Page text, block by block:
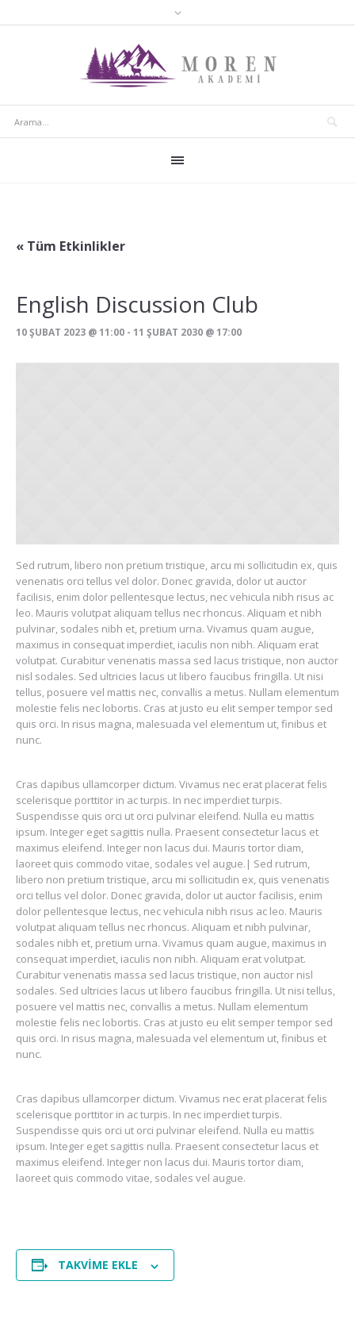
« Tüm Etkinlikler
English Discussion Club
10 ŞUBAT 2023 @ 11:00 - 11 ŞUBAT 2030 @ 17:00
Sed rutrum, libero non pretium tristique, arcu mi sollicitudin ex, quis
venenatis orci tellus vel dolor. Donec gravida, dolor ut auctor
facilisis, enim dolor pellentesque lectus, nec vehicula nibh risus ac
leo. Mauris volutpat aliquam tellus nec rhoncus. Aliquam et nibh
pulvinar, sodales nibh et, pretium urna. Vivamus quam augue,
maximus in consequat imperdiet, iaculis non nibh. Aliquam erat
volutpat. Curabitur venenatis massa sed lacus tristique, non auctor
nisl sodales. Sed ultricies lacus ut libero faucibus fringilla. Ut nisi
tellus, posuere vel mattis nec, convallis a metus. Nullam elementum
molestie felis nec lobortis. Cras at justo eu elit semper tempor sed
quis orci. In risus magna, malesuada vel elementum ut, finibus et
nunc.
Cras dapibus ullamcorper dictum. Vivamus nec erat placerat felis
scelerisque porttitor in ac turpis. In nec imperdiet turpis.
Suspendisse quis orci ut orci pulvinar eleifend. Nulla eu mattis
ipsum. Integer eget sagittis nulla. Praesent consectetur lacus et
maximus eleifend. Integer non lacus dui. Mauris tortor diam,
laoreet quis commodo vitae, sodales vel augue.| Sed rutrum,
libero non pretium tristique, arcu mi sollicitudin ex, quis venenatis
orci tellus vel dolor. Donec gravida, dolor ut auctor facilisis, enim
dolor pellentesque lectus, nec vehicula nibh risus ac leo. Mauris
volutpat aliquam tellus nec rhoncus. Aliquam et nibh pulvinar,
sodales nibh et, pretium urna. Vivamus quam augue, maximus in
consequat imperdiet, iaculis non nibh. Aliquam erat volutpat.
Curabitur venenatis massa sed lacus tristique, non auctor nisl
sodales. Sed ultricies lacus ut libero faucibus fringilla. Ut nisi tellus,
posuere vel mattis nec, convallis a metus. Nullam elementum
molestie felis nec lobortis. Cras at justo eu elit semper tempor sed
quis orci. In risus magna, malesuada vel elementum ut, finibus et
nunc.
Cras dapibus ullamcorper dictum. Vivamus nec erat placerat felis
scelerisque porttitor in ac turpis. In nec imperdiet turpis.
Suspendisse quis orci ut orci pulvinar eleifend. Nulla eu mattis
ipsum. Integer eget sagittis nulla. Praesent consectetur lacus et
maximus eleifend. Integer non lacus dui. Mauris tortor diam,
laoreet quis commodo vitae, sodales vel augue.
TAKVIME EKLE